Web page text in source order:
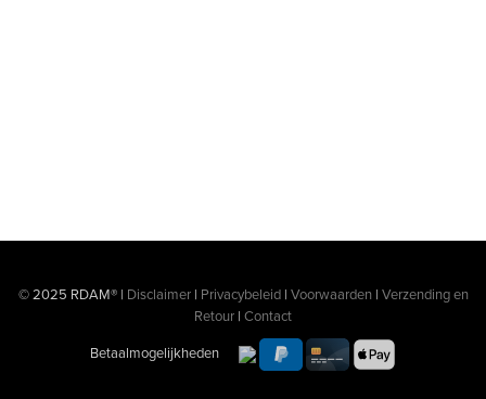
© 2025 RDAM® | Disclaimer| Privacybeleid| Voorwaarden | Verzending en
Retour | Contact
Betaalmogelijkheden